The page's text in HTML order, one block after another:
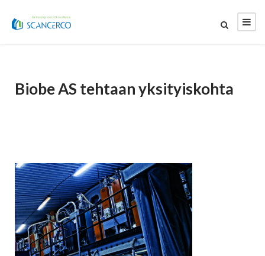
Biobe AS tehtaan yksityiskohta